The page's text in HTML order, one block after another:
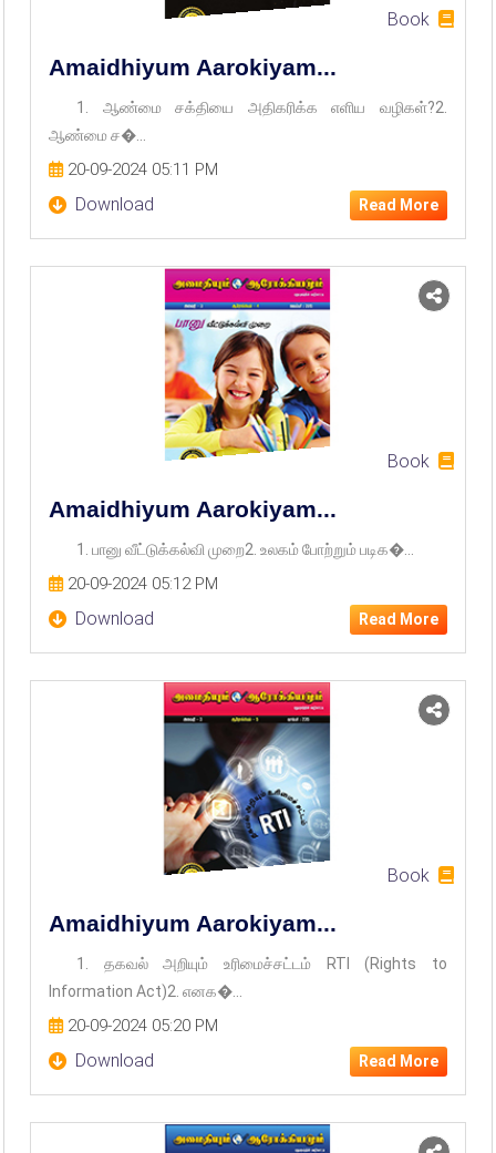
Book
Amaidhiyum Aarokiyam...
1. ஆண்மை சக்தியை அதிகரிக்க எளிய வழிகள்?2.
ஆண்மை ச�...
20-09-2024 05:11 PM
Download Read More
Book
Amaidhiyum Aarokiyam...
1. பானு வீட்டுக்கல்வி முறை2. உலகம் போற்றும் படிக�...
20-09-2024 05:12 PM
Download Read More
Book
Amaidhiyum Aarokiyam...
1. தகவல் அறியும் உரிமைச்சட்டம் RTI (Rights to
Information Act)2. எனக�...
20-09-2024 05:20 PM
Download Read More